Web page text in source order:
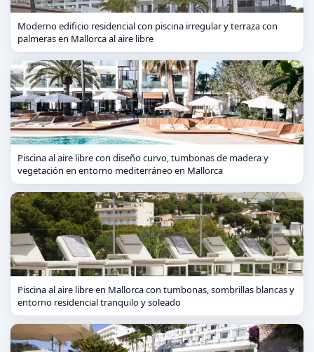
Moderno edificio residencial con piscina irregular y terraza con
palmeras en Mallorca al aire libre
Piscina al aire libre con diseño curvo, tumbonas de madera y
vegetación en entorno mediterráneo en Mallorca
Piscina al aire libre en Mallorca con tumbonas, sombrillas blancas y
entorno residencial tranquilo y soleado